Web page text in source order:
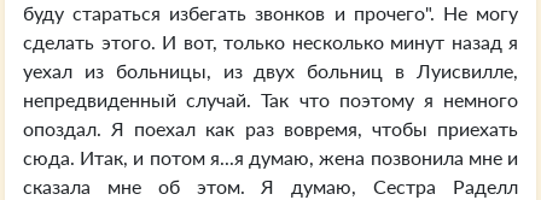
буду стараться избегать звонков и прочего". Не могу
сделать этого. И вот, только несколько минут назад я
уехал из больницы, из двух больниц в Луисвилле,
непредвиденный случай. Так что поэтому я немного
опоздал. Я поехал как раз вовремя, чтобы приехать
сюда. Итак, и потом я...я думаю, жена позвонила мне и
сказала мне об этом. Я думаю, Сестра Раделл